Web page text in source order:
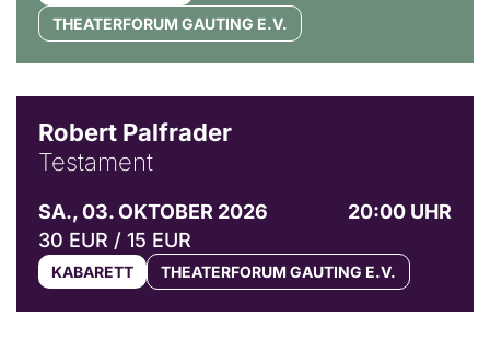
THEATERFORUM GAUTING E.V.
Robert Palfrader
Testament
SA., 03. OKTOBER 2026
20:00 UHR
30 EUR / 15 EUR
KABARETT THEATERFORUM GAUTING E.V.